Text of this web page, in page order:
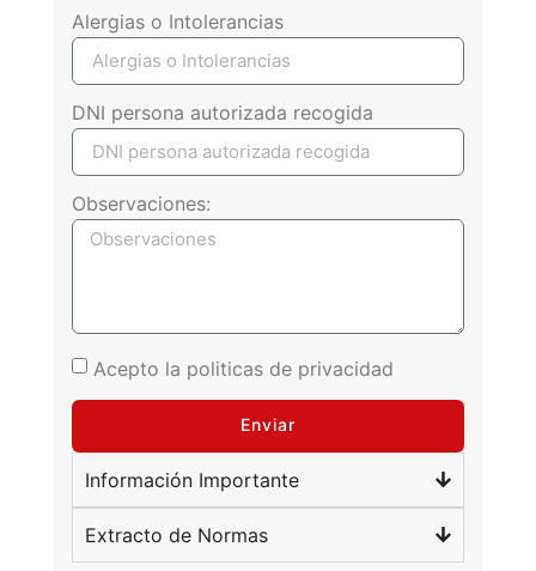
Alergias o Intolerancias
DNI persona autorizada recogida
Observaciones:
Acepto la politicas de privacidad
Enviar
Información Importante
Extracto de Normas